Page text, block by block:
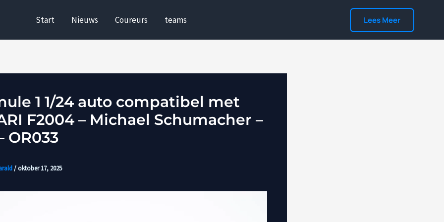
Start Nieuws Coureurs teams Lees Meer
1 1/24 auto compatibel met
F2004 – Michael Schumacher –
OR033
/ oktober 17, 2025